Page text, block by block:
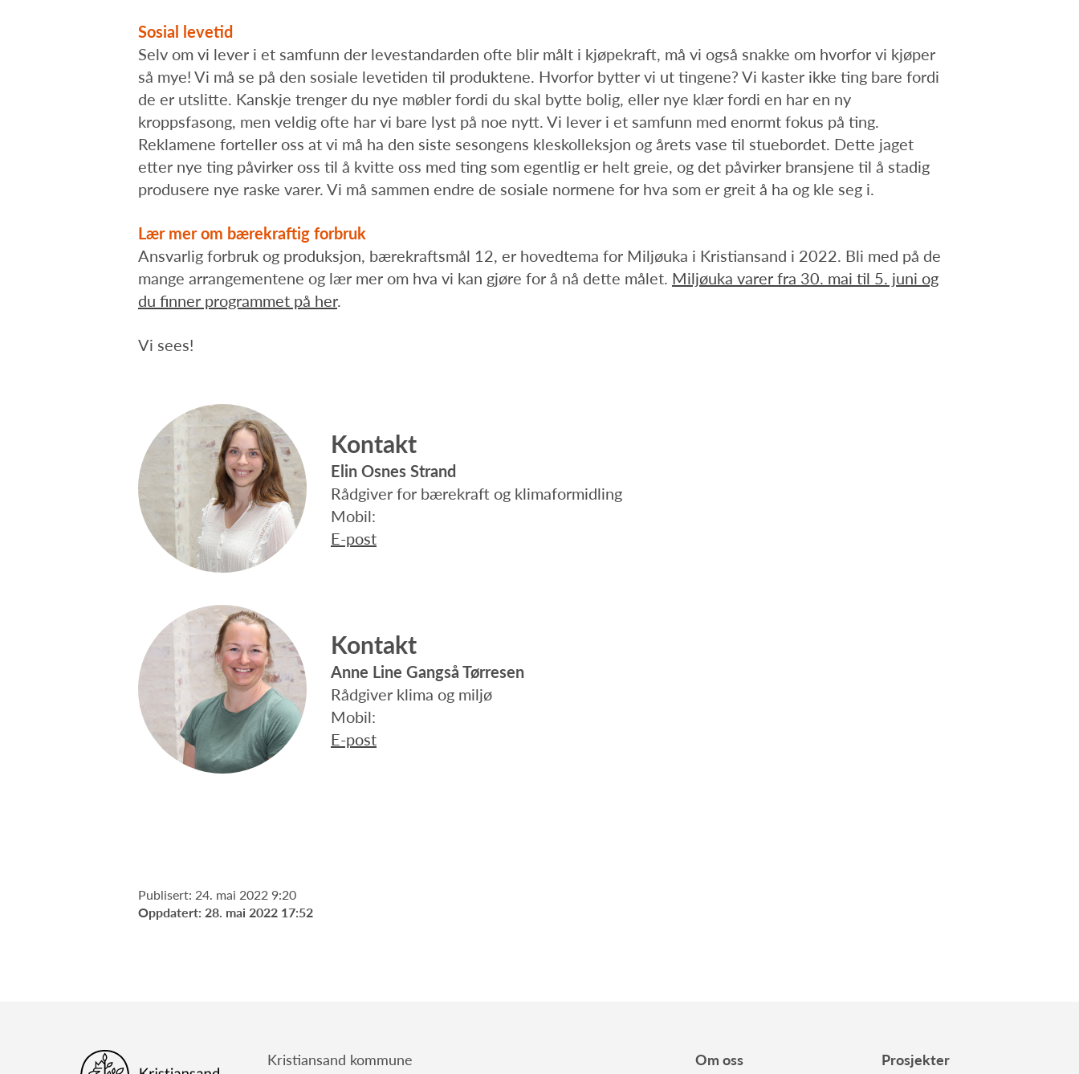
Sosial levetid
Selv om vi lever i et samfunn der levestandarden ofte blir målt i kjøpekraft, må vi også snakke om hvorfor vi kjøper
så mye! Vi må se på den sosiale levetiden til produktene. Hvorfor bytter vi ut tingene? Vi kaster ikke ting bare fordi
de er utslitte. Kanskje trenger du nye møbler fordi du skal bytte bolig, eller nye klær fordi en har en ny
kroppsfasong, men veldig ofte har vi bare lyst på noe nytt. Vi lever i et samfunn med enormt fokus på ting.
Reklamene forteller oss at vi må ha den siste sesongens kleskolleksjon og årets vase til stuebordet. Dette jaget
etter nye ting påvirker oss til å kvitte oss med ting som egentlig er helt greie, og det påvirker bransjene til å stadig
produsere nye raske varer. Vi må sammen endre de sosiale normene for hva som er greit å ha og kle seg i.
Lær mer om bærekraftig forbruk
Ansvarlig forbruk og produksjon, bærekraftsmål 12, er hovedtema for Miljøuka i Kristiansand i 2022. Bli med på de
mange arrangementene og lær mer om hva vi kan gjøre for å nå dette målet. Miljøuka varer fra 30. mai til 5. juni og
du finner programmet på her.
Vi sees!
Kontakt
Elin Osnes Strand
Rådgiver for bærekraft og klimaformidling
Mobil:
E-post
Kontakt
Anne Line Gangså Tørresen
Rådgiver klima og miljø
Mobil:
E-post
Publisert: 24. mai 2022 9:20
Oppdatert: 28. mai 2022 17:52
Kristiansand kommune
Om oss
Prosjekter